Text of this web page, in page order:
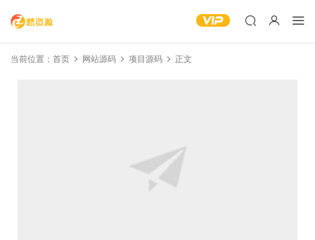
当前位置： 首页 网站源码 项目源码 正文